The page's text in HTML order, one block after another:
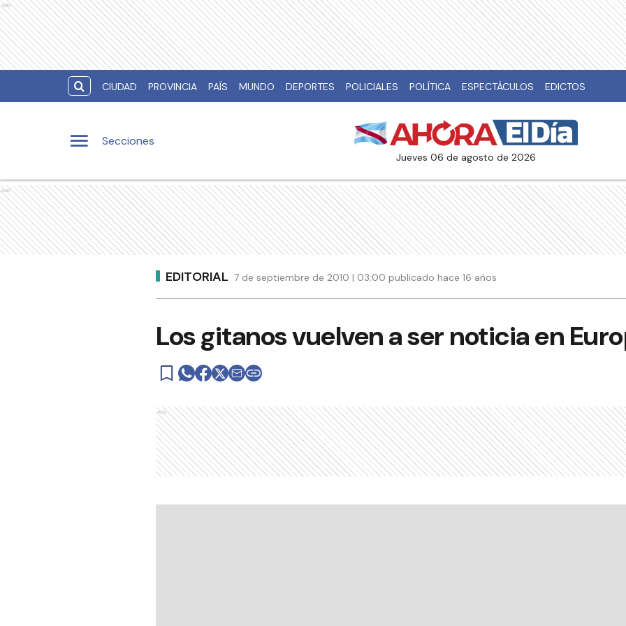
Ads
CIUDAD PROVINCIA PAÍS MUNDO DEPORTES POLICIALES POLÍTICA ESPECTÁCULOS EDICTOS
Secciones
jueves 06 de agosto de 2026
Ads
EDITORIAL 7 de septiembre de 2010 | 03:00 publicado hace 16 años
Los gitanos vuelven a ser noticia en
Ads